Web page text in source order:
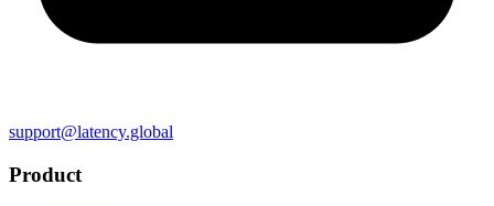
support@latency.global
Product